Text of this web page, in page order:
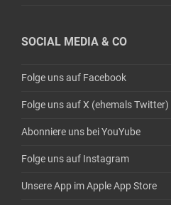
SOCIAL MEDIA & CO
Folge uns auf Facebook
Folge uns auf X (ehemals Twitter)
Abonniere uns bei YouYube
Folge uns auf Instagram
Unsere App im Apple App Store